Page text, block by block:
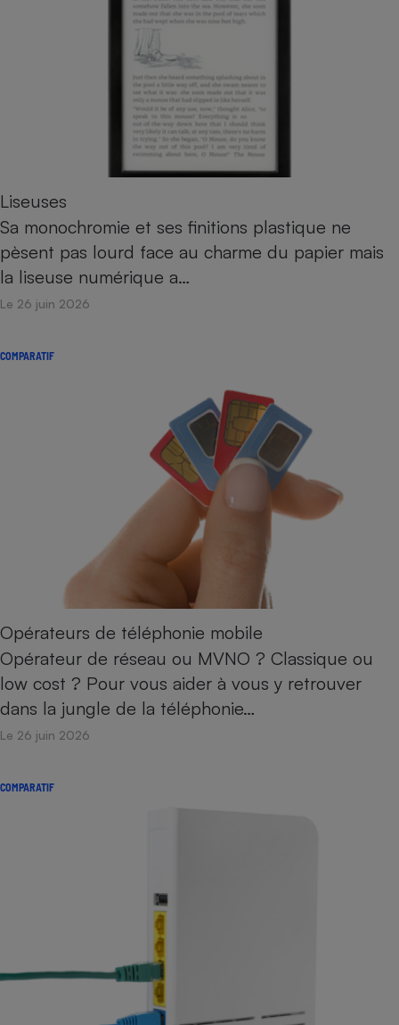
Liseuses
Sa monochromie et ses finitions plastique ne
pèsent pas lourd face au charme du papier mais
la liseuse numérique a…
Le 26 juin 2026
COMPARATIF
Opérateurs de téléphonie mobile
Opérateur de réseau ou MVNO ? Classique ou
low cost ? Pour vous aider à vous y retrouver
dans la jungle de la téléphonie…
Le 26 juin 2026
COMPARATIF